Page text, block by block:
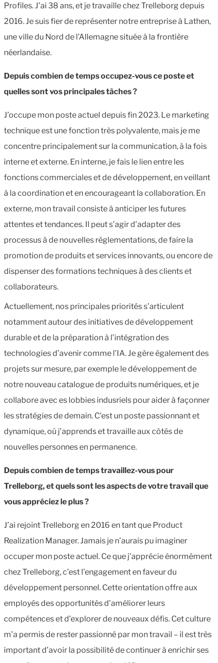
Profiles. J’ai 38 ans, et je travaille chez Trelleborg depuis
2016. Je suis fier de représenter notre entreprise à Lathen,
une ville du Nord de l’Allemagne située à la frontière
néerlandaise.
Depuis combien de temps occupez-vous ce poste et
quelles sont vos principales tâches ?
J’occupe mon poste actuel depuis fin 2023. Le marketing
technique est une fonction très polyvalente, mais je me
concentre principalement sur la communication, à la fois
interne et externe. En interne, je fais le lien entre les
fonctions commerciales et de développement, en veillant
à la coordination et en encourageant la collaboration. En
externe, mon travail consiste à anticiper les futures
attentes et tendances. Il peut s’agir d’adapter des
processus à de nouvelles réglementations, de faire la
promotion de produits et services innovants, ou encore de
dispenser des formations techniques à des clients et
collaborateurs.
Actuellement, nos principales priorités s’articulent
notamment autour des initiatives de développement
durable et de la préparation à l’intégration des
technologies d’avenir comme l’IA. Je gère également des
projets sur mesure, par exemple le développement de
notre nouveau catalogue de produits numériques, et je
collabore avec es lobbies indusriels pour aider à façonner
les stratégies de demain. C’est un poste passionnant et
dynamique, où j’apprends et travaille aux côtés de
nouvelles personnes en permanence.
Depuis combien de temps travaillez-vous pour
Trelleborg, et quels sont les aspects de votre travail que
vous appréciez le plus?
J’ai rejoint Trelleborg en 2016 en tant que Product
Realization Manager. Jamais je n’aurais pu imaginer
occuper mon poste actuel. Ce que j’apprécie énormément
chez Trelleborg, c’est l’engagement en faveur du
développement personnel. Cette orientation offre aux
employés des opportunités d’améliorer leurs
compétences et d’explorer de nouveaux défis. Cet culture
m’a permis de rester passionné par mon travail – il est très
important d’avoir la possibilité de continuer à enrichir ses